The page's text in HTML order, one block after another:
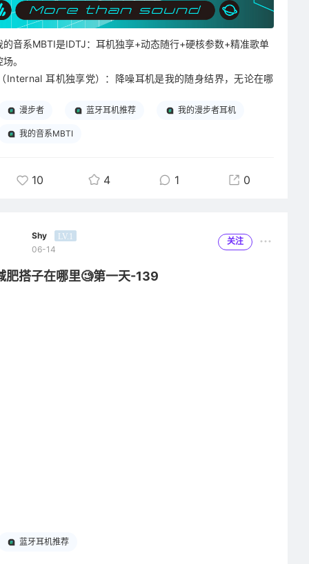
的音系MBTI是IDTJ：耳机独享+动态随行+硬核参数+精准歌单
。
Internal 耳机独享党）：降噪耳机是我的随身结界，无论在哪
会破坏聆听氛围感。
Dynamic 动态随行派）：通勤、走路、健身全程离不开耳
Tech 硬核参数党）：选漫步者设备先核对完整纸面参数，Hi-
Jukebox 精准控场型）：歌单精细化分区，通勤、运动、午
、工作专用清单分得明明白白，从来不点开每日推荐，只循环自
筛选收藏的无损曲目。
身常年揣着漫步者运动耳机，上下班通勤路上一边赶路一边调
漫步者 蓝牙耳机推荐 我的漫步者耳机
我的音系MBTI
10 4 1 0
Shy LV.1
06-14
关注
肥搭子在哪里🧐第一天-139
蓝牙耳机推荐